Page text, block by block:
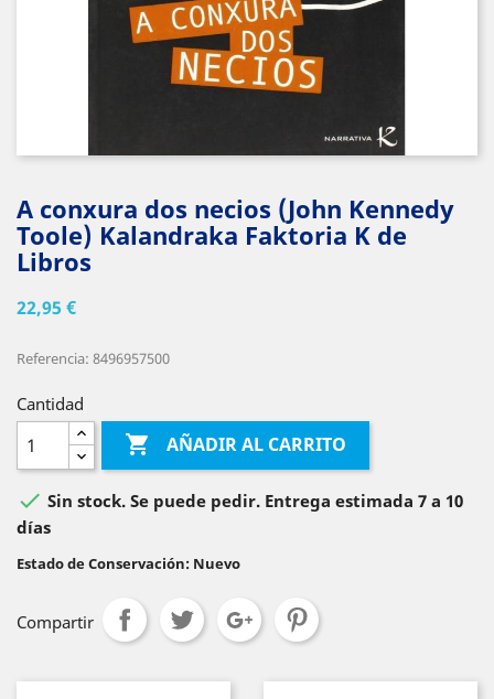
A conxura dos necios (John Kennedy
Toole) Kalandraka Faktoria K de
Libros
22,95 €
Referencia: 8496957500
Cantidad
 AÑADIR AL CARRITO
 Sin stock. Se puede pedir. Entrega estimada 7 a 10
días
Estado de Conservación: Nuevo
Compartir